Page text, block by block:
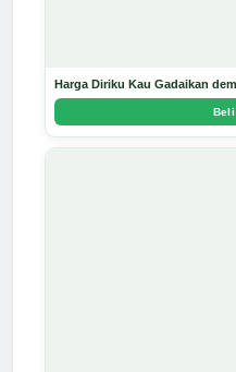
Harga Diriku Kau Gadaikan
Beli